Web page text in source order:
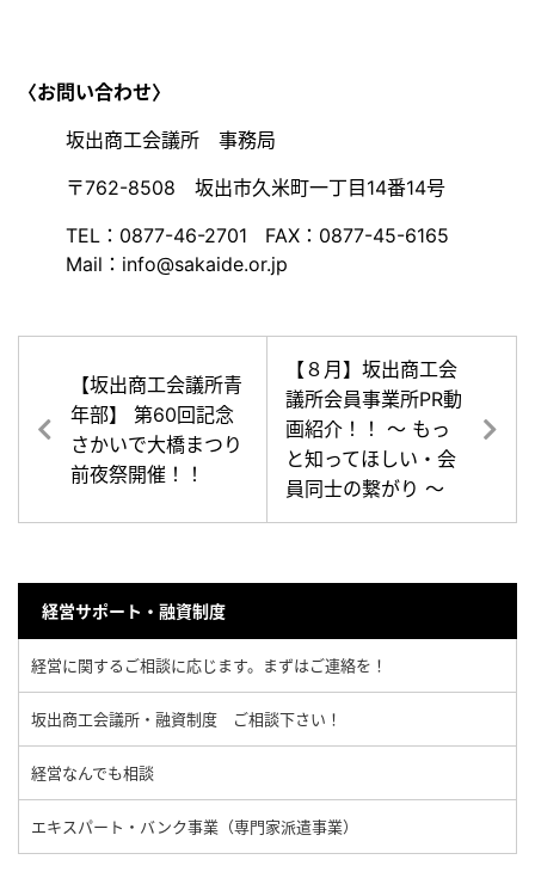
〈お問い合わせ〉
坂出商工会議所 事務局
〒762-8508 坂出市久米町一丁目14番14号
TEL：0877-46-2701 FAX：0877-45-6165
Mail：info@sakaide.or.jp
【坂出商工会議所青
年部】 第60回記念
さかいで大橋まつり
前夜祭開催！！
【８月】坂出商工会
議所会員事業所PR動
画紹介！！ ～ もっ
と知ってほしい・会
員同士の繋がり ～
経営サポート・融資制度
経営に関するご相談に応じます。まずはご連絡を！
坂出商工会議所・融資制度 ご相談下さい！
経営なんでも相談
エキスパート・バンク事業（専門家派遣事業）